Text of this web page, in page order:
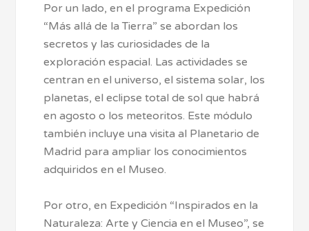
Por un lado, en el programa Expedición
“Más allá de la Tierra” se abordan los
secretos y las curiosidades de la
exploración espacial. Las actividades se
centran en el universo, el sistema solar, los
planetas, el eclipse total de sol que habrá
en agosto o los meteoritos. Este módulo
también incluye una visita al Planetario de
Madrid para ampliar los conocimientos
adquiridos en el Museo.
Por otro, en Expedición “Inspirados en la
Naturaleza: Arte y Ciencia en el Museo”, se